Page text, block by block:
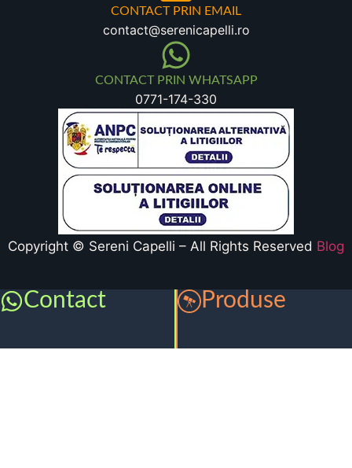
CONTACT PRIN EMAIL
contact@serenicapelli.ro
CONTACT PRIN WHATSAPP
0771-174-330
Copyright © Sereni Capelli – All Rights Reserved Blog
Contact Produse